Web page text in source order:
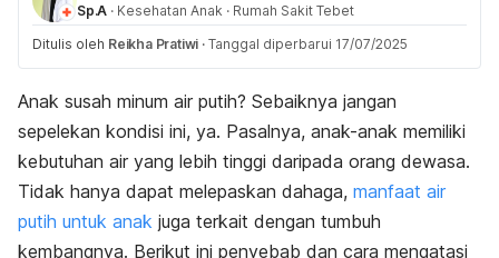
Sp.A · Kesehatan Anak · Rumah Sakit Tebet
Ditulis oleh Reikha Pratiwi · Tanggal diperbarui 17/07/2025
Anak susah minum air putih? Sebaiknya jangan
sepelekan kondisi ini, ya. Pasalnya, anak-anak memiliki
kebutuhan air yang lebih tinggi daripada orang dewasa.
Tidak hanya dapat melepaskan dahaga, manfaat air
putih untuk anak juga terkait dengan tumbuh
kembangnya. Berikut ini penyebab dan cara mengatasi